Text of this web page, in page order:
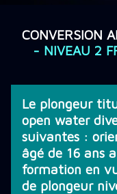
DÉCOUVRIR LA PLONGÉE
THÉMATIQUE DE PLONGÉE
CONVERSION
- NIVEAU 2
Le plongeur
open water
suivantes :
âgé de 16 ans
formation en
de plongeur